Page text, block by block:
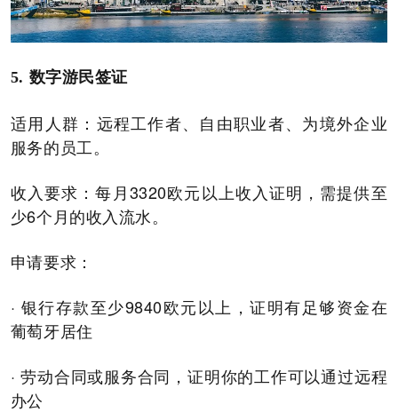
5. 数字游民签证
适用人群：远程工作者、自由职业者、为境外企业
服务的员工。
收入要求：每月3320欧元以上收入证明，需提供至
少6个月的收入流水。
申请要求：
· 银行存款至少9840欧元以上，证明有足够资金在
葡萄牙居住
· 劳动合同或服务合同，证明你的工作可以通过远程
办公